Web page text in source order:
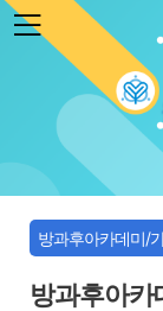
본문 바로가기
방과후아카데미/
방과후아카